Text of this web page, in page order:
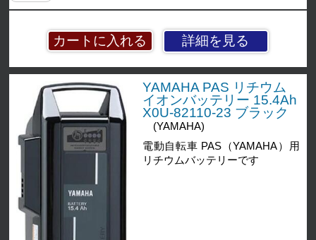
詳細を見る
YAMAHA PAS リチウム
イオンバッテリー 15.4Ah
X0U-82110-23 ブラック
(YAMAHA)
電動自転車 PAS（YAMAHA）用
リチウムバッテリーです